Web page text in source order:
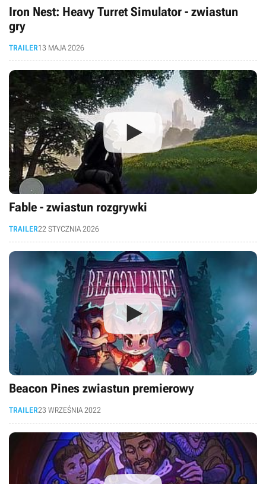
Iron Nest: Heavy Turret Simulator - zwiastun
gry
TRAILER13 MAJA 2026
Fable - zwiastun rozgrywki
TRAILER22 STYCZNIA 2026
Beacon Pines zwiastun premierowy
TRAILER23 WRZEŚNIA 2022